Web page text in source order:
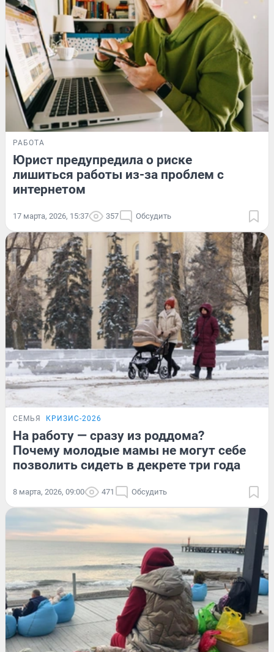
РАБОТА
Юрист предупредила о риске
лишиться работы из-за проблем с
интернетом
17 марта, 2026, 15:37 357 Обсудить
СЕМЬЯ КРИЗИС-2026
На работу — сразу из роддома?
Почему молодые мамы не могут себе
позволить сидеть в декрете три года
8 марта, 2026, 09:00 471 Обсудить